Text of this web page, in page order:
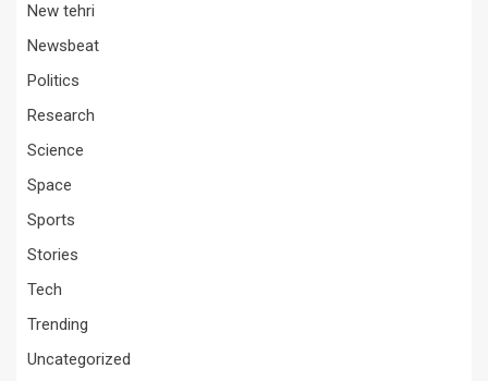
New tehri
Newsbeat
Politics
Research
Science
Space
Sports
Stories
Tech
Trending
Uncategorized